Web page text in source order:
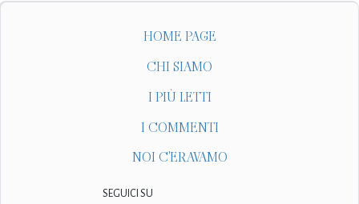
HOME PAGE
CHI SIAMO
I PIÙ LETTI
I COMMENTI
NOI C'ERAVAMO
SEGUICI SU